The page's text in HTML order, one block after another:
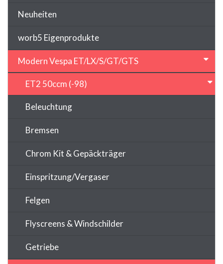
Neuheiten
worb5 Eigenprodukte
Modern Vespa ET/LX/S/GT/GTS
ET2 50ccm (-98)
Beleuchtung
Bremsen
Chrom Kit & Gepäckträger
Einspritzung/Vergaser
Felgen
Flyscreens & Windschilder
Getriebe